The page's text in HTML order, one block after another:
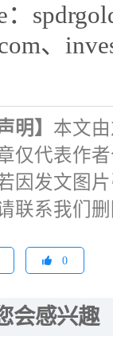
：
、
明】 本文
仅代表作
因发文图
联系我们删
0
会感兴趣